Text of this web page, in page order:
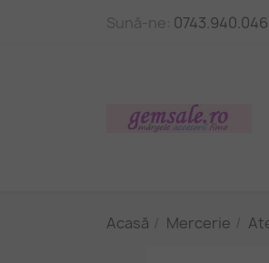
Sună-ne: 0743.940.046
Acasă Mercerie